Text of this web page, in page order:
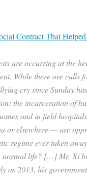
Contract That
are occurring at the
While there are calls
cry since Sunday
the incarceration of
and in field
or elsewhere — are
regime ever taken
normal life? […] Mr. Xi
as 2013, his